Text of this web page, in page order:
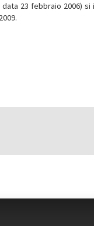
data 23 febbraio